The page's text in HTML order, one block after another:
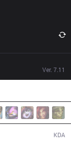
Ver. 7.11
KDA